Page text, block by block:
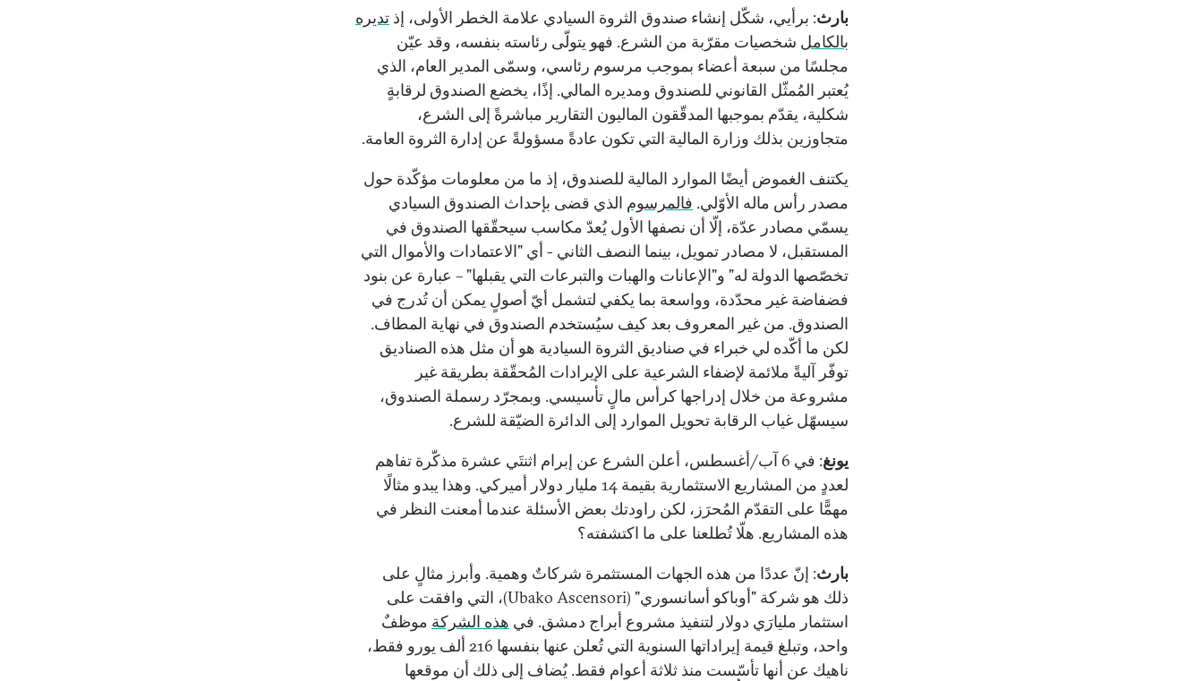
بارث: برأيي، شكّل إنشاء صندوق الثروة السيادي علامة الخطر الأولى، إذ تديره
بالكامل شخصيات مقرّبة من الشرع. فهو يتولّى رئاسته بنفسه، وقد عيّن
مجلسًا من سبعة أعضاء بموجب مرسوم رئاسي، وسمّى المدير العام، الذي
يُعتبر المُمثّل القانوني للصندوق ومديره المالي. إذًا، يخضع الصندوق لرقابةٍ
شكلية، يقدّم بموجبها المدقّقون الماليون التقارير مباشرةً إلى الشرع،
متجاوزين بذلك وزارة المالية التي تكون عادةً مسؤولةً عن إدارة الثروة العامة.
يكتنف الغموض أيضًا الموارد المالية للصندوق، إذ ما من معلومات مؤكّدة حول
مصدر رأس ماله الأوّلي. فالمرسوم الذي قضى بإحداث الصندوق السيادي
يسمّي مصادر عدّة، إلّا أن نصفها الأول يُعدّ مكاسب سيحقّقها الصندوق في
المستقبل، لا مصادر تمويل، بينما النصف الثاني - أي "الاعتمادات والأموال التي
تخصّصها الدولة له" و"الإعانات والهبات والتبرعات التي يقبلها" – عبارة عن بنود
فضفاضة غير محدّدة، وواسعة بما يكفي لتشمل أيّ أصولٍ يمكن أن تُدرج في
الصندوق. من غير المعروف بعد كيف سيُستخدم الصندوق في نهاية المطاف.
لكن ما أكّده لي خبراء في صناديق الثروة السيادية هو أن مثل هذه الصناديق
توفّر آليةً ملائمة لإضفاء الشرعية على الإيرادات المُحقّقة بطريقة غير
مشروعة من خلال إدراجها كرأس مالٍ تأسيسي. وبمجرّد رسملة الصندوق،
سيسهّل غياب الرقابة تحويل الموارد إلى الدائرة الضيّقة للشرع.
يونغ
: في 6 آب/أغسطس، أعلن الشرع عن إبرام اثنتَي عشرة مذكّرة تفاهم
لعددٍ من المشاريع الاستثمارية بقيمة 14 مليار دولار أميركي. وهذا يبدو مثالًا
مهمًّا على التقدّم المُحرَز، لكن راودتك بعض الأسئلة عندما أمعنت النظر في
هذه المشاريع. هلّا تُطلعنا على ما اكتشفته؟
بارث: إنّ عددًا من هذه الجهات المستثمرة شركاتٌ وهمية. وأبرز مثالٍ على
ذلك هو شركة "أوباكو أسانسوري" (Ubako Ascensori)، التي وافقت على
استثمار مليارَي دولار لتنفيذ مشروع أبراج دمشق. في هذه الشركة موظفٌ
واحد، وتبلغ قيمة إيراداتها السنوية التي تُعلن عنها بنفسها 216 ألف يورو فقط،
ناهيك عن أنها تأسّست منذ ثلاثة أعوام فقط. يُضاف إلى ذلك أن موقعها